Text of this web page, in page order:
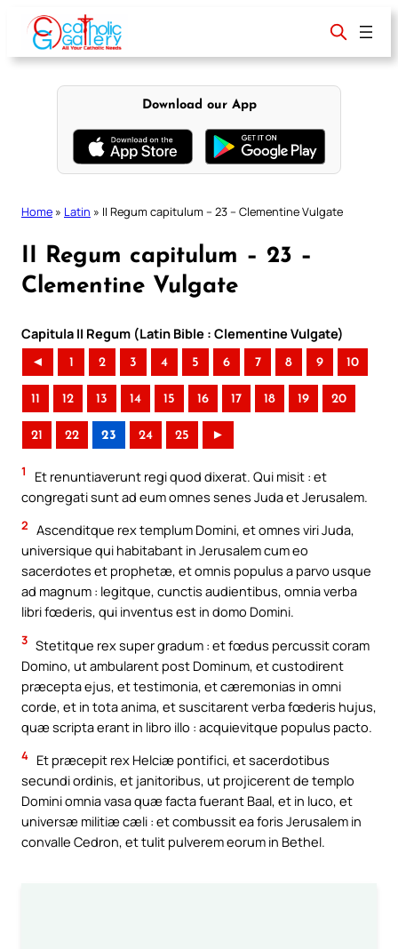
content
Download our App
Home » Latin » II Regum capitulum – 23 – Clementine Vulgate
II Regum capitulum – 23 –
Clementine Vulgate
Capitula II Regum (Latin Bible : Clementine Vulgate)
◄ 1 2 3 4 5 6 7 8 9 10
11 12 13 14 15 16 17 18 19 20
21 22 23 24 25 ►
1
Et renuntiaverunt regi quod dixerat. Qui misit : et
congregati sunt ad eum omnes senes Juda et Jerusalem.
2 Ascenditque rex templum Domini, et omnes viri Juda,
universique qui habitabant in Jerusalem cum eo
sacerdotes et prophetæ, et omnis populus a parvo usque
ad magnum : legitque, cunctis audientibus, omnia verba
libri fœderis, qui inventus est in domo Domini.
3 Stetitque rex super gradum : et fœdus percussit coram
Domino, ut ambularent post Dominum, et custodirent
præcepta ejus, et testimonia, et cæremonias in omni
corde, et in tota anima, et suscitarent verba fœderis hujus,
quæ scripta erant in libro illo : acquievitque populus pacto.
4 Et præcepit rex Helciæ pontifici, et sacerdotibus
secundi ordinis, et janitoribus, ut projicerent de templo
Domini omnia vasa quæ facta fuerant Baal, et in luco, et
universæ militiæ cæli : et combussit ea foris Jerusalem in
convalle Cedron, et tulit pulverem eorum in Bethel.